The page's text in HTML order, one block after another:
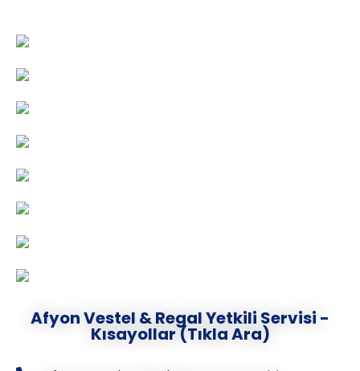
Afyon Vestel & Regal Yetkili Servisi -
Kısayollar (Tıkla Ara)